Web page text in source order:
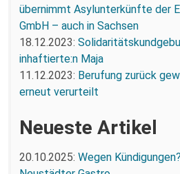
übernimmt Asylunterkünfte der
GmbH – auch in Sachsen
18.12.2023:
inhaftierte:n Maja
11.12.2023: Berufung zurück
erneut verurteilt
Neueste Artikel
20.10.2025: Wegen